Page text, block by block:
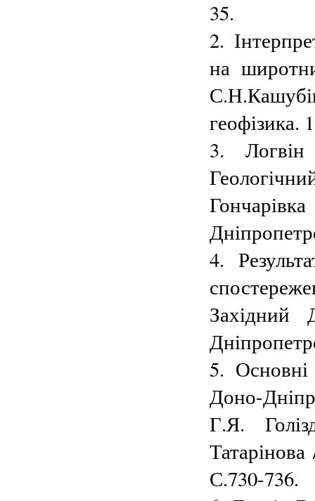
35.
2.
на
геофізика.
3.
4.
5. Основні
Доно-
Г.Я.
С.730-736.